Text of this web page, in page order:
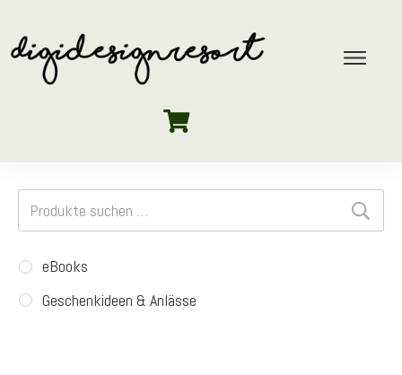
Suchen
nach:
eBooks
Geschenkideen & Anlässe